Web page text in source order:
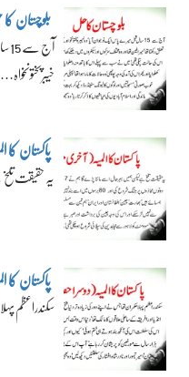
بلوچستان
خیبرپختونخواہ…
پاکستان
یہ حقیقت
پاکستان
سکندراعظم